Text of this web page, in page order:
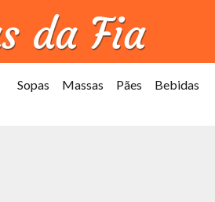
Sopas Massas Pães Bebidas